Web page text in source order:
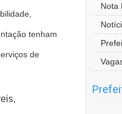
tenham
de
Nota